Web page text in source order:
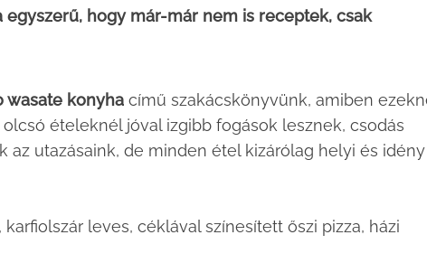
hogy már-már nem is receptek, csak
wasate konyha című szakácskönyvünk, amiben
ételeknél jóval izgibb fogások lesznek, csodás
utazásaink, de minden étel kizárólag helyi és idény
leves, céklával színesített őszi pizza, házi